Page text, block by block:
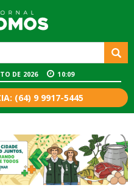
DE 2026 10:09
(64) 9 9917-5445